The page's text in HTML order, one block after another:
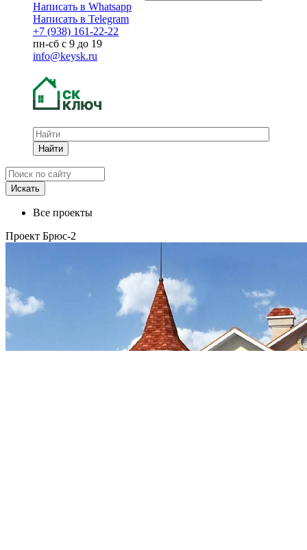
Написать в Whatsapp
Написать в Telegram
+7 (938) 161-22-22
пн-сб с 9 до 19
info@keysk.ru
Найти
Все проекты
Проект Брюс-2